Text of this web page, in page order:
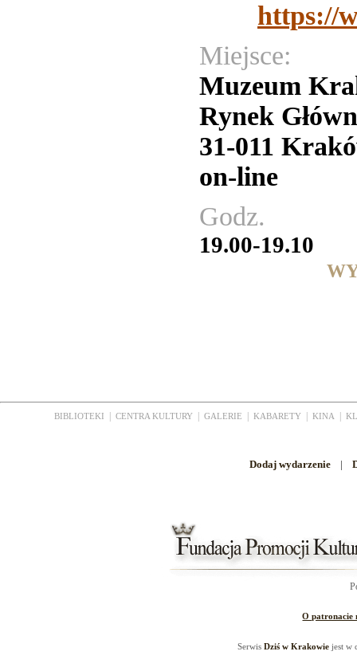
https://
Miejsce:
Muzeum
Rynek
31-011
on-line
Godz.
19.00-19.10
BIBLIOTEKI CENTRA KULTURY GALERIE KABARETY KINA
Dodaj wydarzenie |
O patronacie
SerwisDziś w Krakowie jest w